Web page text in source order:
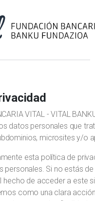
VITAL - VITAL
datos personales que
microsites y/o
esta política de
personales. Si no estás
hecho de acceder a este
como una clara